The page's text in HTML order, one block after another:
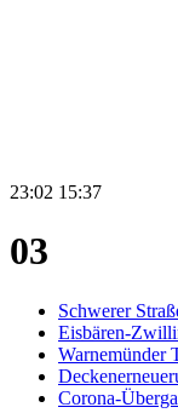
23:02 15:37
03
Schwerer
Eisbären-
Warnemünder
Corona-